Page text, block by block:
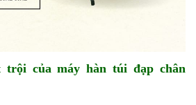
trội của máy hàn túi đạp chân